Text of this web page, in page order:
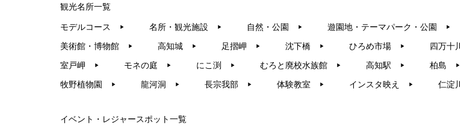
観光名所一覧
モデルコース ▶︎ 名所・観光施設 ▶︎ 自然・公園 ▶︎ 遊園地・テーマパーク・公園 ▶︎
美術館・博物館 ▶︎ 高知城 ▶︎ 足摺岬 ▶︎ 沈下橋 ▶︎ ひろめ市場 ▶︎ 四万十川
室戸岬 ▶︎ モネの庭 ▶︎ にこ渕 ▶︎ むろと廃校水族館 ▶︎ 高知駅 ▶︎ 柏島 ▶︎
牧野植物園 ▶︎ 龍河洞 ▶︎ 長宗我部 ▶︎ 体験教室 ▶︎ インスタ映え ▶︎ 仁淀川
イベント・レジャースポット一覧